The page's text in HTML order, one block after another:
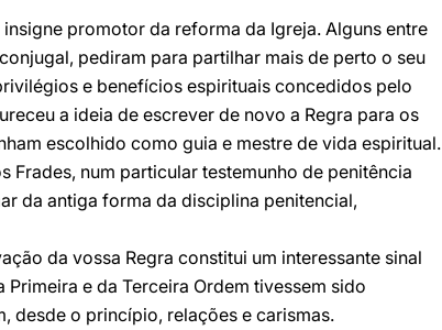
promotor da reforma da Igreja. Alguns entre
pediram para partilhar mais de perto o seu
e benefícios espirituais concedidos pelo
a ideia de escrever de novo a Regra para os
escolhido como guia e mestre de vida espiritual.
Frades, num particular testemunho de penitência
da antiga forma da disciplina penitencial,
da vossa Regra constitui um interessante sinal
e da Terceira Ordem tivessem sido
desde o princípio, relações e carismas.